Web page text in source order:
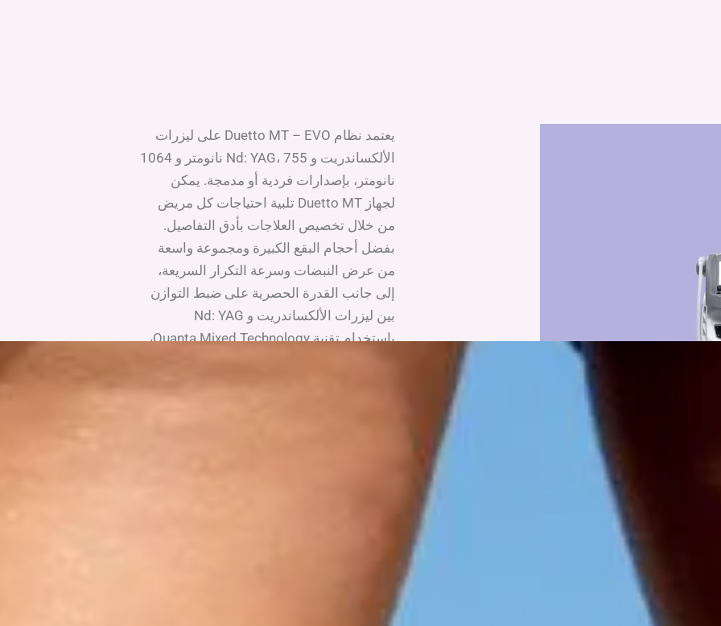
يعتمد نظام Duetto MT – EVO على ليزرات
الألكساندريت و Nd: YAG، 755 نانومتر و 1064
نانومتر، بإصدارات فردية أو مدمجة. يمكن
لجهاز Duetto MT تلبية احتياجات كل مريض
من خلال تخصيص العلاجات بأدق التفاصيل.
بفضل أحجام البقع الكبيرة ومجموعة واسعة
من عرض النبضات وسرعة التكرار السريعة،
إلى جانب القدرة الحصرية على ضبط التوازن
بين ليزرات الألكساندريت و Nd: YAG
باستخدام تقنية Quanta Mixed Technology،